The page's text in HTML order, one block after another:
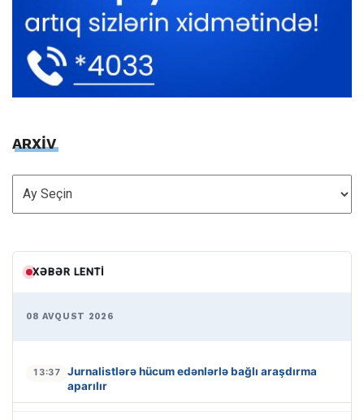
ARXİV
ARXİV
XƏBƏR LENTI
08 AVQUST 2026
13:37
Jurnalistlərə hücum edənlərlə bağlı araşdırma
aparılır